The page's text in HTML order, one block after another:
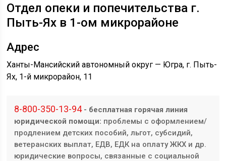
Отдел опеки и попечительства г.
Пыть-Ях в 1-ом микрорайоне
Адрес
Ханты-Мансийский автономный округ — Югра, г. Пыть-
Ях, 1-й микрорайон, 11
8-800-350-13-94- бесплатная горячая линия
юридической помощи: проблемы с оформлением/
продлением детских пособий, льгот, субсидий,
ветеранских выплат, ЕДВ, ЕДК на оплату ЖКХ и др.
юридические вопросы, связанные с социальной